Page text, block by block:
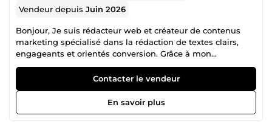
Vendeur depuisJuin 2026
Bonjour, Je suis rédacteur web et créateur de contenus
marketing spécialisé dans la rédaction de textes clairs,
engageants et orientés conversion. Grâce à mon
expérience en rédaction et en gestion de contenus pour
les réseaux sociaux, je vous aide à valoriser vos produits et
services à travers des textes efficaces et adaptés à votre
audience. Je peux vous accompagner dans : la rédaction
d’articles de blog la création de descriptions de produits
Contacter le vendeur
En savoir plus